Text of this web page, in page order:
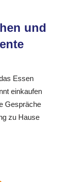
und
Essen
einkaufen
Gespräche
zu Hause